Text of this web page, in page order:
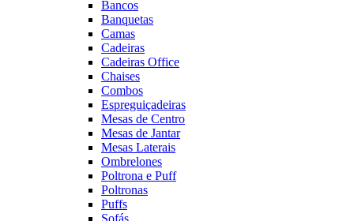
Bancos
Banquetas
Camas
Cadeiras
Cadeiras Office
Chaises
Combos
Espreguiçadeiras
Mesas de Centro
Mesas de Jantar
Mesas Laterais
Ombrelones
Poltrona e Puff
Poltronas
Puffs
Sofás